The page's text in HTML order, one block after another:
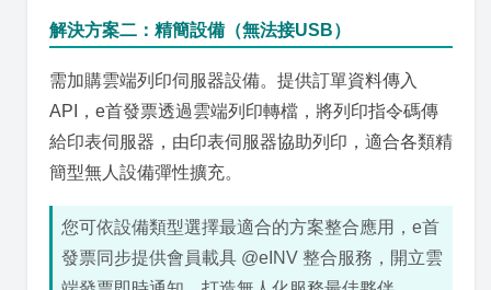
解決方案二：精簡設備（無法接USB）
需加購雲端列印伺服器設備。提供訂單資料傳入
API，e首發票透過雲端列印轉檔，將列印指令碼傳
給印表伺服器，由印表伺服器協助列印，適合各類精
簡型無人設備彈性擴充。
您可依設備類型選擇最適合的方案整合應用，e首
發票同步提供會員載具 @eINV 整合服務，開立雲